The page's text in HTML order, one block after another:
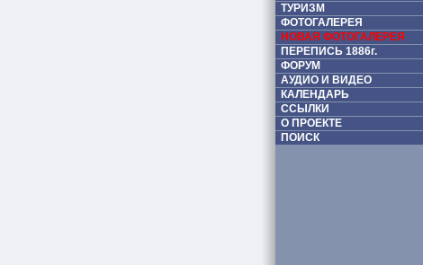
ТУРИЗМ
ФОТОГАЛЕРЕЯ
НОВАЯ ФОТОГАЛЕРЕЯ
ПЕРЕПИСЬ 1886г.
ФОРУМ
АУДИО И ВИДЕО
КАЛЕНДАРЬ
ССЫЛКИ
О ПРОЕКТЕ
ПОИСК